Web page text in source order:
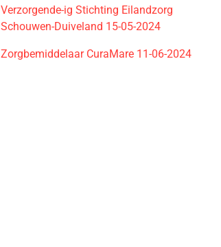
Verzorgende-ig Stichting Eilandzorg
Schouwen-Duiveland 15-05-2024
Zorgbemiddelaar CuraMare 11-06-2024